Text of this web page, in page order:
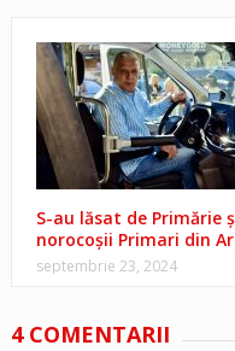
S-au lăsat de Primărie
norocoșii Primari din
septembrie 23, 2024
4 COMENTARII